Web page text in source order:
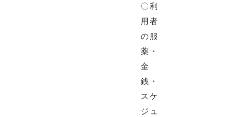
〇利
用者
の服
薬・
金
銭・
スケ
ジュ